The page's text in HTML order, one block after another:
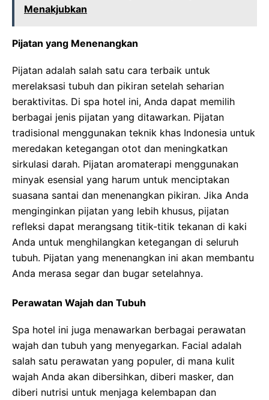
Menakjubkan
Pijatan yang Menenangkan
Pijatan adalah salah satu cara terbaik untuk
merelaksasi tubuh dan pikiran setelah seharian
beraktivitas. Di spa hotel ini, Anda dapat memilih
berbagai jenis pijatan yang ditawarkan. Pijatan
tradisional menggunakan teknik khas Indonesia untuk
meredakan ketegangan otot dan meningkatkan
sirkulasi darah. Pijatan aromaterapi menggunakan
minyak esensial yang harum untuk menciptakan
suasana santai dan menenangkan pikiran. Jika Anda
menginginkan pijatan yang lebih khusus, pijatan
refleksi dapat merangsang titik-titik tekanan di kaki
Anda untuk menghilangkan ketegangan di seluruh
tubuh. Pijatan yang menenangkan ini akan membantu
Anda merasa segar dan bugar setelahnya.
Perawatan Wajah dan Tubuh
Spa hotel ini juga menawarkan berbagai perawatan
wajah dan tubuh yang menyegarkan. Facial adalah
salah satu perawatan yang populer, di mana kulit
wajah Anda akan dibersihkan, diberi masker, dan
diberi nutrisi untuk menjaga kelembapan dan